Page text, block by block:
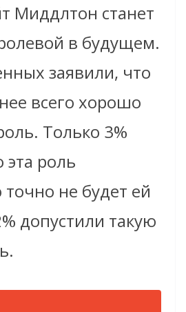
Миддлтон станет
в будущем.
заявили, что
всего хорошо
Только 3%
эта роль
не будет ей
допустили такую